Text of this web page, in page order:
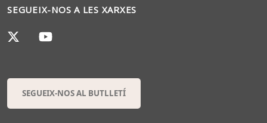
SEGUEIX-NOS A LES XARXES
SEGUEIX-NOS AL BUTLLETÍ